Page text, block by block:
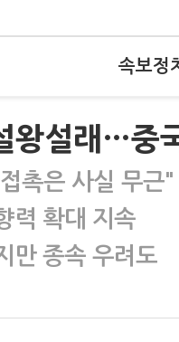
속보정
왕설래…중
촉은 사실 무근"
력 확대 지속
만 종속 우려도